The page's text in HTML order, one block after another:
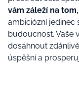
vám záleží na
ambiciózní jedinec
budoucnost. Vaše
dosáhnout
úspěšní a